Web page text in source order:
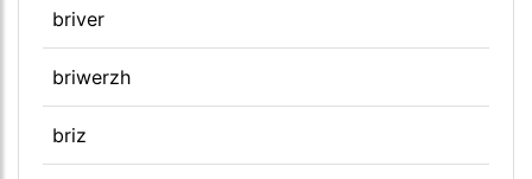
briver
briwerzh
briz